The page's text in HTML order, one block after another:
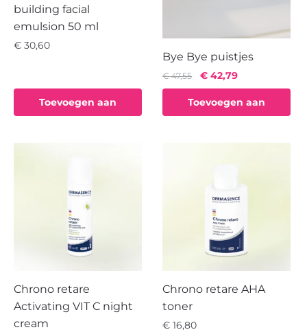
building facial
emulsion 50 ml
€ 30,60
Toevoegen aan
Bye Bye puistjes
€47,55
Oorspronkelijke
prijs
was:
€ 47,55.
€ 42,79Huidige
prijs
is:
€ 42,79.
Toevoegen aan
Chrono retare
Activating VIT C night
cream
Chrono retare AHA
toner
€ 16,80